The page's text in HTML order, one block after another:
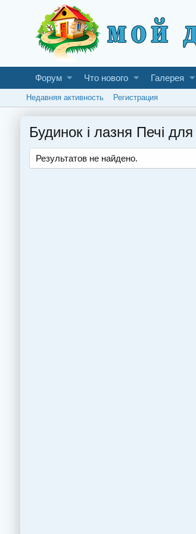
Форум Что нового Галерея
Недавняя активность Регистрация
Будинок і лазня Печі
Результатов не найдено.